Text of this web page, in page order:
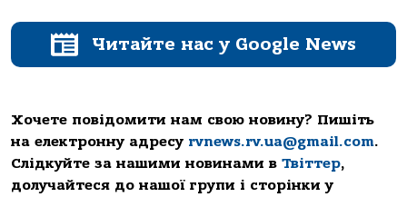
Читайте нас у Google News
Хочете повідомити нам свою новину? Пишіть
на електронну адресу rvnews.rv.ua@gmail.com.
Слідкуйте за нашими новинами в Твіттер,
долучайтеся до нашої групи і сторінки у